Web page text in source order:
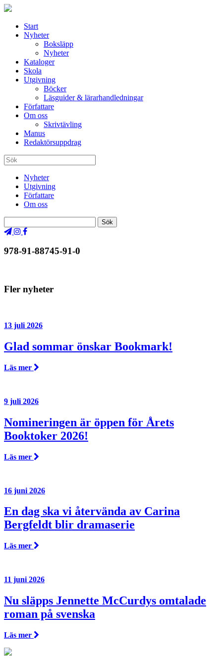
Start
Nyheter
Boksläpp
Nyheter
Kataloger
Skola
Utgivning
Böcker
Läsguider & lärarhandledningar
Författare
Om oss
Skrivtävling
Manus
Redaktörsuppdrag
Nyheter
Utgivning
Författare
Om oss
978-91-88745-91-0
Fler nyheter
13 juli 2026
Glad sommar önskar Bookmark!
Läs mer
9 juli 2026
Nomineringen är öppen för Årets
Booktoker 2026!
Läs mer
16 juni 2026
En dag ska vi återvända av Carina
Bergfeldt blir dramaserie
Läs mer
11 juni 2026
Nu släpps Jennette McCurdys omtalade
roman på svenska
Läs mer